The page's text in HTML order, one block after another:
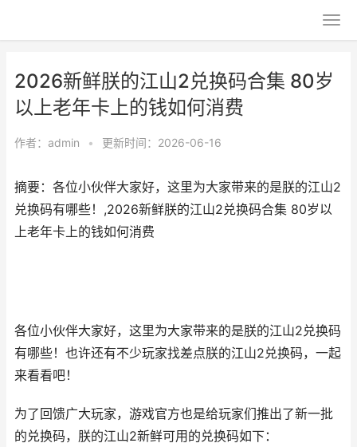
2026新鲜朕的江山2兑换码合集 80岁
以上老年卡上的钱如何消费
作者： admin • 更新时间：2026-06-16
摘要：各位小伙伴大家好，这里为大家带来的是朕的江山2
兑换码有哪些！,2026新鲜朕的江山2兑换码合集 80岁以
上老年卡上的钱如何消费
各位小伙伴大家好，这里为大家带来的是朕的江山2兑换码
有哪些！也许还有不少玩家找差点朕的江山2兑换码，一起
来看看吧！
为了回馈广大玩家，游戏官方也是给玩家们推出了新一批
的兑换码，朕的江山2新鲜可用的兑换码如下：